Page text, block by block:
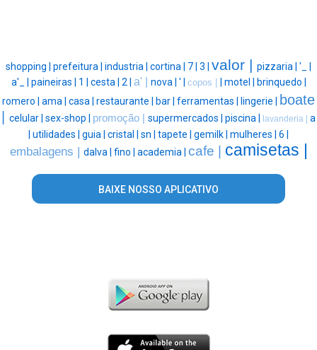
shopping | prefeitura | industria | cortina | 7 | 3 | valor | pizzaria | '_ |
a'_ | paineiras | 1 | cesta | 2 | a' | nova | ' | copos | motel |
brinquedo |
romero | ama | casa | restaurante | bar | ferramentas | lingerie |
boate
celular | sex-shop | promoção | supermercados | piscina | lavanderia | a
utilidades | guia | cristal | sn | tapete | gemilk | mulheres | 6 |
embalagens | dalva | fino | academia | cafe | camisetas |
BAIXE NOSSO APLICATIVO